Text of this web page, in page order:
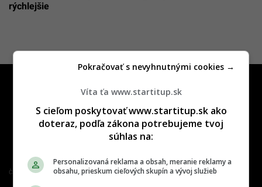
rýchlejšie
Člen združenia IAB Slovakia
Víta ťa www.startitup.sk
S cieľom poskytovať www.startitup.sk ako
doteraz, podľa zákona potrebujeme tvoj
súhlas na:
Personalizovaná reklama a obsah, meranie reklamy a
obsahu, prieskum cieľových skupín a vývoj služieb
Pokračovať s nevyhnutnými cookies →